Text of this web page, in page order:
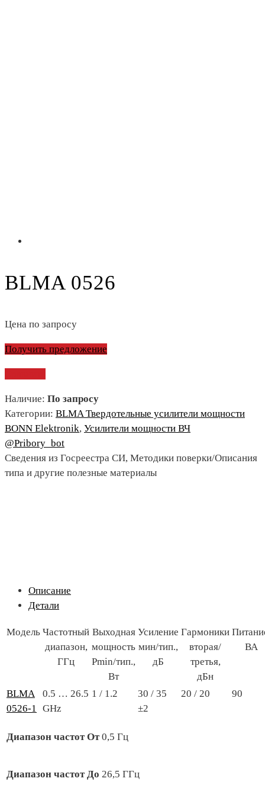
BLMA 0526
Цена по запросу
Получить предложение
Наличие: По запросу
Категории: BLMA Твердотельные усилители мощности
BONN Elektronik, Усилители мощности ВЧ
@Pribory_bot
Сведения из Госреестра СИ, Методики поверки/Описания
типа и другие полезные материалы
Описание
Детали
Модель Частотный
диапазон,
ГГц
Выходная
мощность
Pmin/тип.,
Вт
Усиление
мин/тип.,
дБ
Гармоники
вторая/
третья,
дБн
ВА
BLMA
0526-1
0.5 … 26.5
GHz
1 / 1.2
30 / 35
±2
20 / 20 90
Диапазон частот От 0,5 Гц
Диапазон частот До 26,5 ГГц